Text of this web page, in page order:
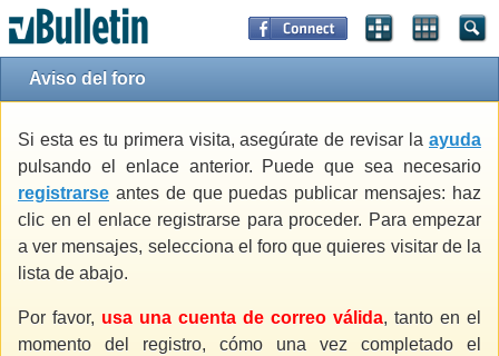
Aviso del foro
Si esta es tu primera visita, asegúrate de revisar la ayuda
pulsando el enlace anterior. Puede que sea necesario
registrarse antes de que puedas publicar mensajes: haz
clic en el enlace registrarse para proceder. Para empezar
a ver mensajes, selecciona el foro que quieres visitar de la
lista de abajo.
Por favor, usa una cuenta de correo válida, tanto en el
momento del registro, cómo una vez completado el